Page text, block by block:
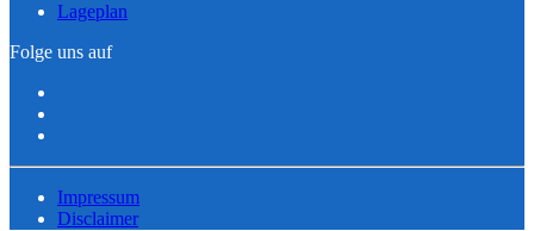
Lageplan
Folge uns auf
Impressum
Disclaimer